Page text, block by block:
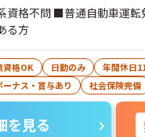
資格不問 ■普通自動車運
る方
資格OK 日勤のみ
年間休日
ーナス・賞与あり 社会保険完備
を見る